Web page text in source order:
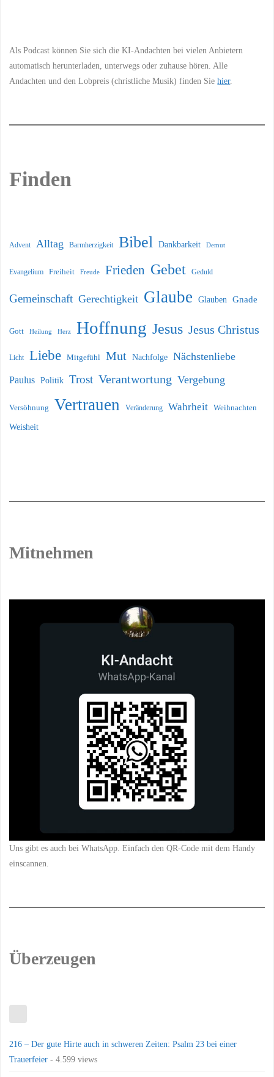
Als Podcast können Sie sich die KI-Andachten bei vielen Anbietern
automatisch herunterladen, unterwegs oder zuhause hören. Alle
Andachten und den Lobpreis (christliche Musik) finden Siehier.
Finden
Advent Alltag Barmherzigkeit Bibel Dankbarkeit Demut
Evangelium Freiheit Freude Frieden Gebet Geduld
Gemeinschaft Gerechtigkeit Glaube Glauben Gnade
Gott Heilung Herz Hoffnung Jesus Jesus Christus
Licht Liebe Mitgefühl Mut Nachfolge Nächstenliebe
Paulus Politik Trost Verantwortung Vergebung
Versöhnung Vertrauen Veränderung Wahrheit Weihnachten
Weisheit
Mitnehmen
Uns gibt es auch bei WhatsApp. Einfach den QR-Code mit dem Handy
einscannen.
Überzeugen
216 – Der gute Hirte auch in schweren Zeiten: Psalm 23 bei einer
Trauerfeier - 4.599 views